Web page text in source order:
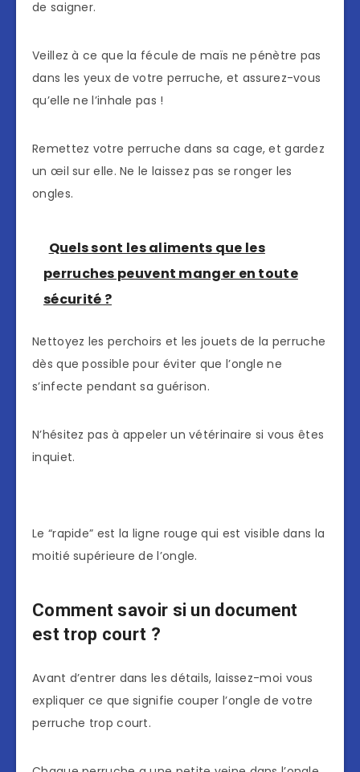
de saigner.
Veillez à ce que la fécule de maïs ne pénètre pas
dans les yeux de votre perruche, et assurez-vous
qu’elle ne l’inhale pas !
Remettez votre perruche dans sa cage, et gardez
un œil sur elle. Ne le laissez pas se ronger les
ongles.
Quels sont les aliments que les
perruches peuvent manger en toute
sécurité ?
Nettoyez les perchoirs et les jouets de la perruche
dès que possible pour éviter que l’ongle ne
s’infecte pendant sa guérison.
N’hésitez pas à appeler un vétérinaire si vous êtes
inquiet.
Le “rapide” est la ligne rouge qui est visible dans la
moitié supérieure de l’ongle.
Comment savoir si un document
est trop court ?
Avant d’entrer dans les détails, laissez-moi vous
expliquer ce que signifie couper l’ongle de votre
perruche trop court.